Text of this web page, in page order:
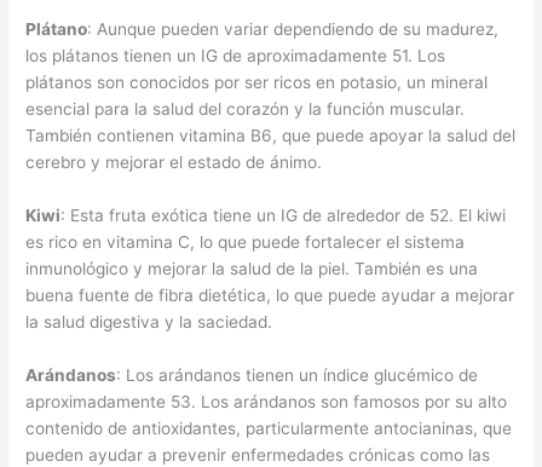
Plátano: Aunque pueden variar dependiendo de su madurez,
los plátanos tienen un IG de aproximadamente 51. Los
plátanos son conocidos por ser ricos en potasio, un mineral
esencial para la salud del corazón y la función muscular.
También contienen vitamina B6, que puede apoyar la salud del
cerebro y mejorar el estado de ánimo.
Kiwi: Esta fruta exótica tiene un IG de alrededor de 52. El kiwi
es rico en vitamina C, lo que puede fortalecer el sistema
inmunológico y mejorar la salud de la piel. También es una
buena fuente de fibra dietética, lo que puede ayudar a mejorar
la salud digestiva y la saciedad.
Arándanos: Los arándanos tienen un índice glucémico de
aproximadamente 53. Los arándanos son famosos por su alto
contenido de antioxidantes, particularmente antocianinas, que
pueden ayudar a prevenir enfermedades crónicas como las